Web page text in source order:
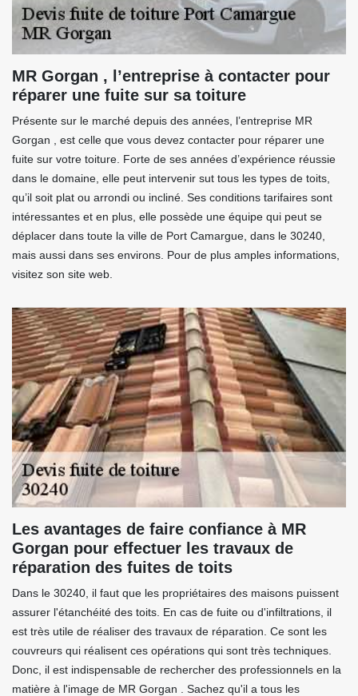
MR Gorgan , l’entreprise à contacter pour
réparer une fuite sur sa toiture
Présente sur le marché depuis des années, l’entreprise MR
Gorgan , est celle que vous devez contacter pour réparer une
fuite sur votre toiture. Forte de ses années d’expérience réussie
dans le domaine, elle peut intervenir sut tous les types de toits,
qu’il soit plat ou arrondi ou incliné. Ses conditions tarifaires sont
intéressantes et en plus, elle possède une équipe qui peut se
déplacer dans toute la ville de Port Camargue, dans le 30240,
mais aussi dans ses environs. Pour de plus amples informations,
visitez son site web.
Les avantages de faire confiance à MR
Gorgan pour effectuer les travaux de
réparation des fuites de toits
Dans le 30240, il faut que les propriétaires des maisons puissent
assurer l'étanchéité des toits. En cas de fuite ou d'infiltrations, il
est très utile de réaliser des travaux de réparation. Ce sont les
couvreurs qui réalisent ces opérations qui sont très techniques.
Donc, il est indispensable de rechercher des professionnels en la
matière à l'image de MR Gorgan . Sachez qu'il a tous les